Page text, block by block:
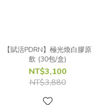
【賦活PDRN】極光煥白膠原
飲 (30包/盒)
NT$3,100
NT$3,880